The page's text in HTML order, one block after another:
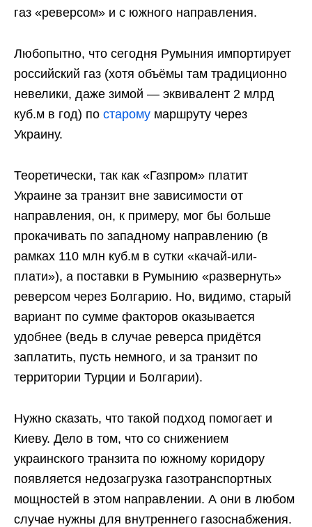
газ «реверсом» и с южного направления.
Любопытно, что сегодня Румыния импортирует
российский газ (хотя объёмы там традиционно
невелики, даже зимой — эквивалент 2 млрд
куб.м в год) по старому маршруту через
Украину.
Теоретически, так как «Газпром» платит
Украине за транзит вне зависимости от
направления, он, к примеру, мог бы больше
прокачивать по западному направлению (в
рамках 110 млн куб.м в сутки «качай-или-
плати»), а поставки в Румынию «развернуть»
реверсом через Болгарию. Но, видимо, старый
вариант по сумме факторов оказывается
удобнее (ведь в случае реверса придётся
заплатить, пусть немного, и за транзит по
территории Турции и Болгарии).
Нужно сказать, что такой подход помогает и
Киеву. Дело в том, что со снижением
украинского транзита по южному коридору
появляется недозагрузка газотранспортных
мощностей в этом направлении. А они в любом
случае нужны для внутреннего газоснабжения.